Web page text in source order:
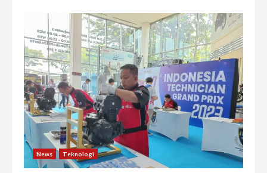
launching
Pontianak,
Chery
TIGGO
CSH
Tawarkan
Performa
dan
Efisiensi
Hybrid
yang
Canggih
News Teknologi